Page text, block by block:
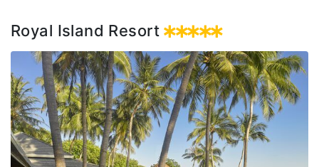
Royal Island Resort